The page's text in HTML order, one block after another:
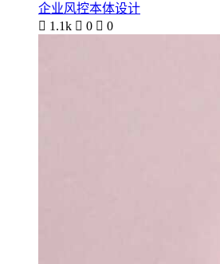
企业风控本体设计
 1.1k  0  0